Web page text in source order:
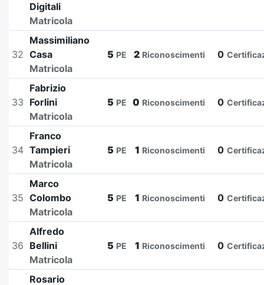
Digitali
Matricola
32
Massimiliano
Casa
Matricola
5 PE 2 Riconoscimenti 0
33
Fabrizio
Forlini
Matricola
5 PE 0 Riconoscimenti 0
34
Franco
Tampieri
Matricola
5 PE 1 Riconoscimenti 0
35
Marco
Colombo
Matricola
5 PE 1 Riconoscimenti 0
36
Alfredo
Bellini
Matricola
5 PE 1 Riconoscimenti 0
Rosario